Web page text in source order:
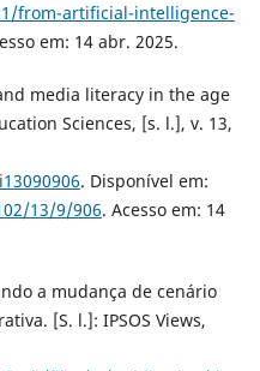
from-artificial-intelligence-
em: 14 abr. 2025.
media literacy in the age
Sciences, [s. l.], v. 13,
. Disponível em:
13/9/906. Acesso em: 14
a mudança de cenário
[S. l.]: IPSOS Views,